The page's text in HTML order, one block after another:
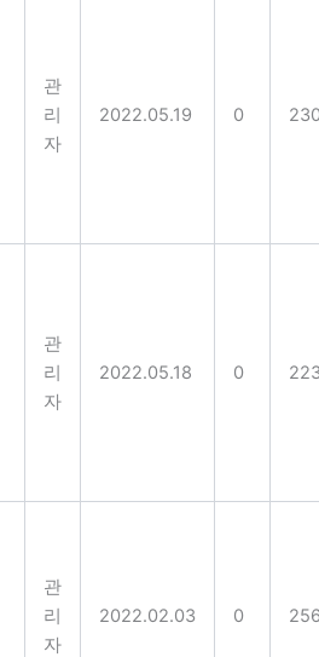
관
리
자
2022.05.19 0
관
리
자
2022.05.18 0
관
리
자
2022.02.03 0